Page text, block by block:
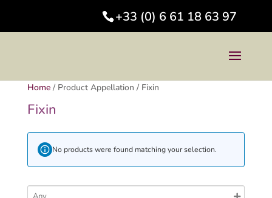
+33 (0) 6 61 18 63 97
Home/ Product Appellation / Fixin
Fixin
No products were found matching your selection.